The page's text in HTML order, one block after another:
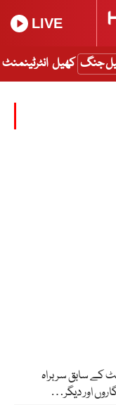
LIVE
جنگ کھیل انٹرٹینمنٹ
کے سابق سربراہ
اور دیگر…